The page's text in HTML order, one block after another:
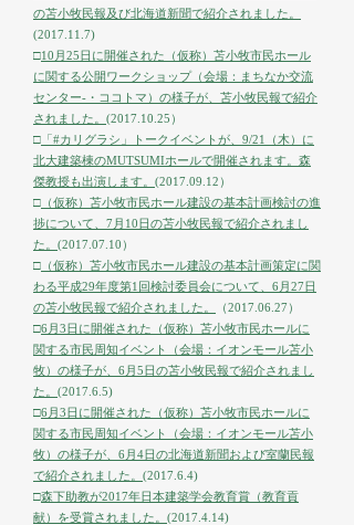
の苫小牧民報及び北海道新聞で紹介されました。
(2017.11.7)
□10月25日に開催された（仮称）苫小牧市民ホール
に関する公開ワークショップ（会場：まちなか交流
センター-・ココトマ）の様子が、苫小牧民報で紹介
されました。 (2017.10.25 ）
□ 「#カリグラシ」トークイベントが、9/21（木）に
北大建築棟のMUTSUMIホールで開催されます。森
傑教授も出演します。 (2017.09.12 ）
□ （仮称）苫小牧市民ホール建設の基本計画検討の進
捗について、7月10日の苫小牧民報で紹介されまし
た。 (2017.07.10 ）
□ （仮称）苫小牧市民ホール建設の基本計画策定に関
わる平成29年度第1回検討委員会について、6月27日
の苫小牧民報で紹介されました。
（2017.06.27）
□6月3日に開催された（仮称）苫小牧市民ホールに
関する市民周知イベント（会場：イオンモール苫小
牧）の様子が、6月5日の苫小牧民報で紹介されまし
た。 (2017.6.5)
□6月3日に開催された（仮称）苫小牧市民ホールに
関する市民周知イベント（会場：イオンモール苫小
牧）の様子が、6月4日の北海道新聞および室蘭民報
で紹介されました。 (2017.6.4)
□森下助教が2017年日本建築学会教育賞（教育貢
献）を受賞されました。 (2017.4.14)